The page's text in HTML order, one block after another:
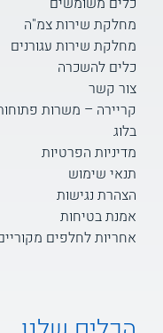
מחלקת שירות צמ"ה
מחלקת שירות עגורנים
כלים להשכרה
צור קשר
קריירה – משרות
בלוג
מדיניות הפרטיות
תנאי שימוש
הצהרת נגישות
אמנת בטיחות
אחריות לחלפים